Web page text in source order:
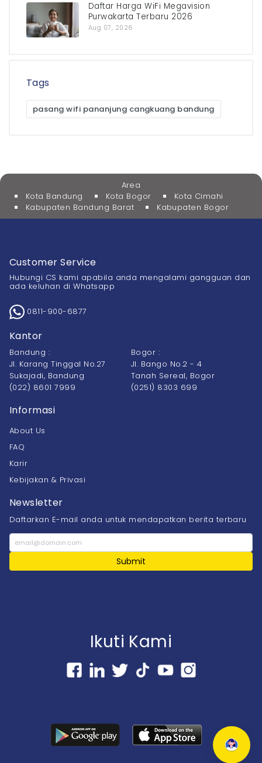
Daftar Harga WiFi Megavision
Purwakarta Terbaru 2026
Aug 07, 2026
Tags
pasang wifi pananjung cangkuang bandung
Area
Kota Bandung
Kota Bogor
Kota Cimahi
Kabupaten Bandung Barat
Kabupaten Bogor
Customer Service
Hubungi CS kami apabila anda mengalami gangguan dan
ada keluhan di Whatsapp
0811-900-6877
Kantor
Bandung :
Jl. Karang Tinggal No.27
Sukajadi, Bandung
(022) 8601 7999
Bogor :
Jl. Bango No.2 - 4
Tanah Sereal, Bogor
(0251) 8303 699
Informasi
About Us
FAQ
Karir
Kebijakan & Privasi
Newsletter
Daftarkan E-mail anda untuk mendapatkan berita terbaru
Submit
Ikuti Kami